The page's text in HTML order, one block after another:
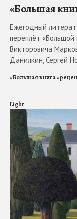
«Большая
Ежегодный
переплёт «Большой
Викторовича
Данилкин, Сергей
#Большая книга#
Light